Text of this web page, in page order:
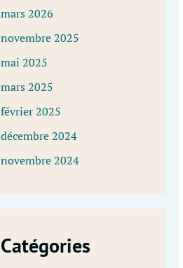
mars 2026
novembre 2025
mai 2025
mars 2025
février 2025
décembre 2024
novembre 2024
Catégories